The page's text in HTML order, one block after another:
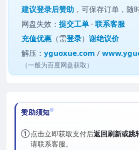
建议登录后赞助 ，可保存订单，随
网盘失效：提交工单 ·联系客服
充值优惠 （需登录）谢绝议价
解压：yguoxue.com /
（一般为百度网盘获取）
赞助须知
①点击立即获取支付后返回刷新或跳
请联系客服。